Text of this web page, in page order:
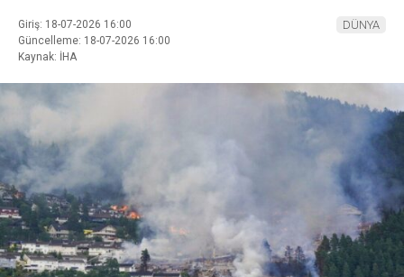
Giriş: 18-07-2026 16:00
Güncelleme: 18-07-2026 16:00
Kaynak: İHA
DÜNYA